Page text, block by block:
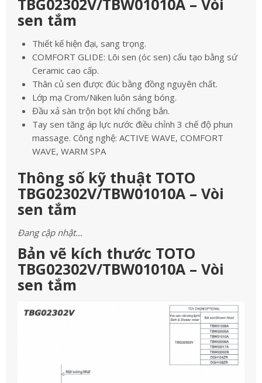
TBG02302V/TBW01010A – Vòi
sen tắm
Thiết kế hiện đại, sang trọng.
COMFORT GLIDE: Lõi sen (óc sen) cấu tạo bằng sứ
Ceramic cao cấp.
Thân củ sen được đúc bằng đồng nguyên chất.
Lớp mạ Crom/Niken luôn sáng bóng.
Đầu xả sàn trộn bọt khí chống bắn.
Tay sen tăng áp lực nước điều chỉnh 3 chế độ phun
massage. Công nghệ: ACTIVE WAVE, COMFORT
WAVE, WARM SPA
Thông số kỹ thuật TOTO
TBG02302V/TBW01010A – Vòi
sen tắm
Đang cập nhật…
Bản vẽ kích thước TOTO
TBG02302V/TBW01010A – Vòi
sen tắm